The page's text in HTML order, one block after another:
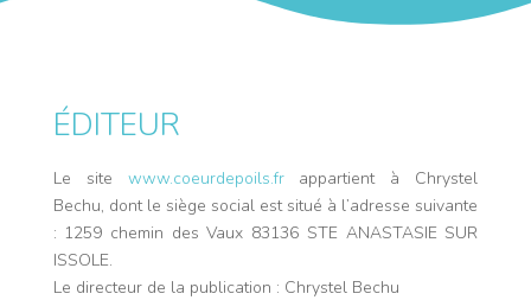
ÉDITEUR
Le site www.coeurdepoils.frappartient à Chrystel
Bechu, dont le siège social est situé à l’adresse suivante
: 1259 chemin des Vaux 83136 STE ANASTASIE SUR
ISSOLE.
Le directeur de la publication : Chrystel Bechu